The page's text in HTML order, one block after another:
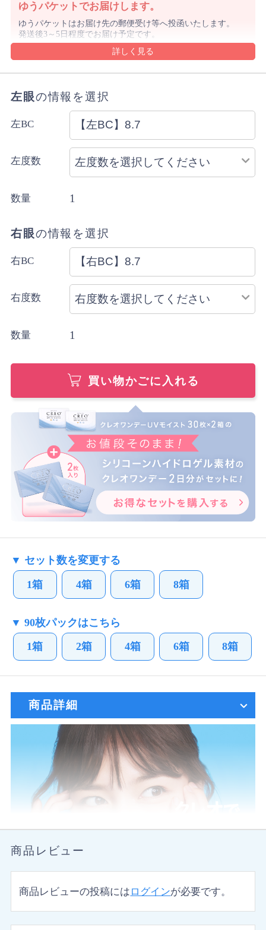
ゆうパケットでお届けします。
ゆうパケットはお届け先の郵便受け等へ投函いたします。
発送後3～5日程度でお届け予定です。
沖縄県や離島は1週間前後でのお届け予定となります。
沖縄県はレターパックでお届けする場合もございます。
ゆうパケットの規定のサイズを超える購入数の場合や代金
詳細・ご注意事項はご利用ガイドをご確認ください。
ご注文内容により上記と異なる場合があります。
配送方法のご指定はできません。
左眼の情報を選択
左BC
左度数
数量 1
右眼の情報を選択
右BC
右度数
数量 1
買い物かごに入れる
▼ セット数を変更する
1箱 4箱 6箱 8箱
▼ 90枚パックはこちら
1箱 2箱 4箱 6箱 8箱
商品詳細
商品レビュー
商品レビューの投稿には ログインが必要です。